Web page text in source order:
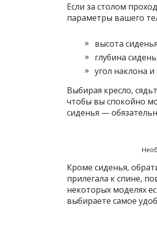
Если за столом
параметры вашего
высота
глубина
угол наклона
Выбирая кресло,
чтобы вы спокойно
сиденья —
Кроме сиденья,
прилегала к спине,
некоторых моделях
выбираете самое